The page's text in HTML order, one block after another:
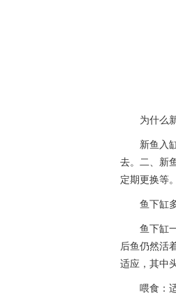
为什么
新鱼入
去。二、新
定期更换等。
鱼下缸
鱼下缸
后鱼仍然活
适应，其中
喂食：